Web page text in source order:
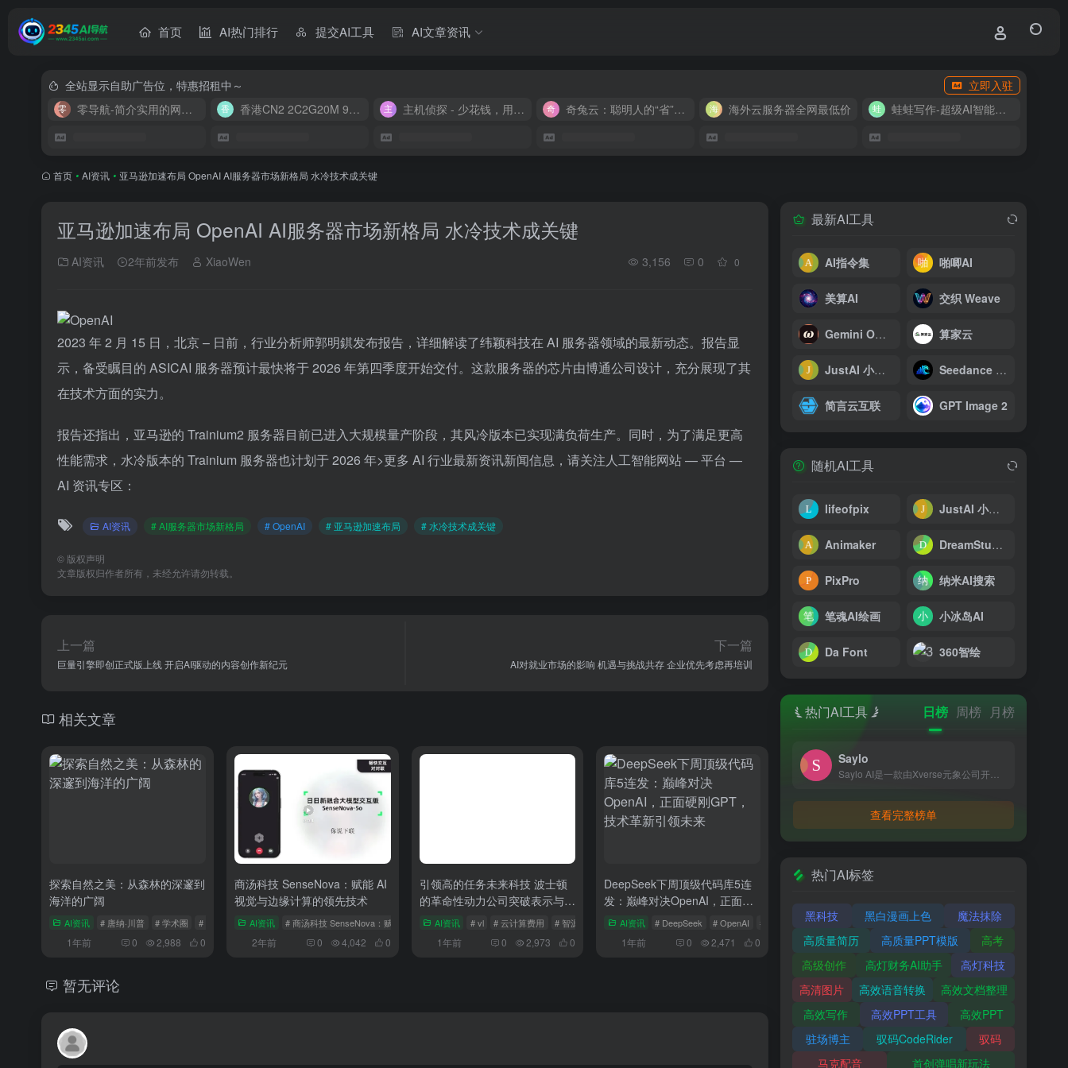
首页 AI热门排行 提交AI工具 AI文章资讯
全站显示自助广告位，特惠招租中～
立即入驻
零导航-简介实用的网址导航
香港CN2 2C2G20M 9.9/月 主机侦探 - 少花钱，用好云 奇兔云：聪明人的“省”钱计划！ 海外云服务器全网最低价 蛙蛙写作-超级AI智能写作助手
首页 • AI资讯 • 亚马逊加速布局 OpenAI AI服务器市场新格局 水冷技术成关键
亚马逊加速布局 OpenAI AI服务器市场新格局 水冷技术成关键
AI资讯 2年前发布 XiaoWen 3,156 0 0
2023 年 2 月 15 日，北京 – 日前，行业分析师郭明錤发布报告，详细解读了纬颖科技在 AI 服务器领域的最新动态。报告显
示，备受瞩目的 ASICAI 服务器预计最快将于 2026 年第四季度开始交付。这款服务器的芯片由博通公司设计，充分展现了其
在技术方面的实力。
报告还指出，亚马逊的 Trainium2 服务器目前已进入大规模量产阶段，其风冷版本已实现满负荷生产。同时，为了满足更高
性能需求，水冷版本的 Trainium 服务器也计划于 2026 年>更多 AI 行业最新资讯新闻信息，请关注人工智能网站 — 平台 —
AI 资讯专区：
AI资讯 # AI服务器市场新格局 # OpenAI # 亚马逊加速布局 # 水冷技术成关键
© 版权声明
文章版权归作者所有，未经允许请勿转载。
上一篇
巨量引擎即创正式版上线 开启AI驱动的内容创作新纪元
下一篇
AI对就业市场的影响 机遇与挑战共存 企业优先考虑再培训
相关文章
探索自然之美：从森林的深邃到
海洋的广阔
AI资讯 # 唐纳·川普 # 学术圈 # 法国
1年前 0 2,988 0
商汤科技 SenseNova：赋能 AI
视觉与边缘计算的领先技术
AI资讯 # 商汤科技 SenseNova：赋能 AI 视觉与边缘计算的领先技术
2年前 0 4,042 0
引领高的任务未来科技 波士顿
的革命性动力公司突破表示与
RA 精细智源且BGE重复性
AI资讯 # vl # 云计算费用 # 智源
1年前 0 2,973 0
DeepSeek下周顶级代码库5连
发：巅峰对决OpenAI，正面硬
刚GPT，技术革新引领未来
AI资讯 # DeepSeek # OpenAI # 代码库
1年前 0 2,471 0
暂无评论
最新AI工具
AI指令集 啪唧AI
美算AI 交织 Weave
Gemini Omni 算家云
JustAI 小加同学 Seedance 2.0 AI 视频生成器
简言云互联 GPT Image 2
随机AI工具
lifeofpix JustAI 小加同学
Animaker DreamStudio
PixPro 纳米AI搜索
笔魂AI绘画 小冰岛AI
Da Font 360智绘
热门AI工具 日榜 周榜 月榜
Saylo
查看完整榜单
热门AI标签
黑科技 黑白漫画上色
魔法抹除
高质量简历
高质量PPT模版
高考
高级创作
高灯财务AI助手
高灯科技
高清图片
高效语音转换
高效文档整理
高效写作
高效PPT工具
高效PPT
驻场博主
驭码CodeRider
驭码
马克配音
首创弹唱新玩法